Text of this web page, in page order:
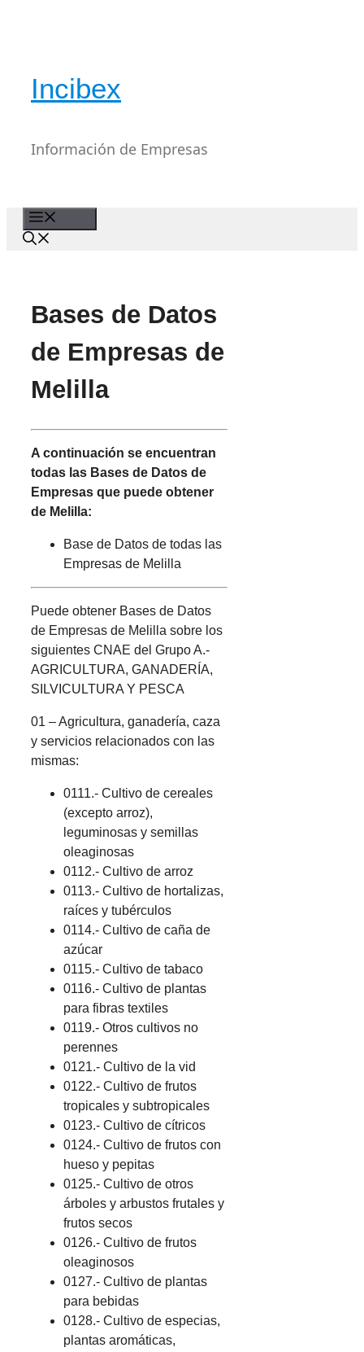
Incibex
Información de Empresas
Bases de Datos
de Empresas de
Melilla
A continuación se encuentran
todas las Bases de Datos de
Empresas que puede obtener
de Melilla:
Base de Datos de todas las
Empresas de Melilla
Puede obtener Bases de Datos
de Empresas de Melilla sobre los
siguientes CNAE del Grupo A.-
AGRICULTURA, GANADERÍA,
SILVICULTURA Y PESCA
01 – Agricultura, ganadería, caza
y servicios relacionados con las
mismas:
0111.- Cultivo de cereales
(excepto arroz),
leguminosas y semillas
oleaginosas
0112.- Cultivo de arroz
0113.- Cultivo de hortalizas,
raíces y tubérculos
0114.- Cultivo de caña de
azúcar
0115.- Cultivo de tabaco
0116.- Cultivo de plantas
para fibras textiles
0119.- Otros cultivos no
perennes
0121.- Cultivo de la vid
0122.- Cultivo de frutos
tropicales y subtropicales
0123.- Cultivo de cítricos
0124.- Cultivo de frutos con
hueso y pepitas
0125.- Cultivo de otros
árboles y arbustos frutales y
frutos secos
0126.- Cultivo de frutos
oleaginosos
0127.- Cultivo de plantas
para bebidas
0128.- Cultivo de especias,
plantas aromáticas,